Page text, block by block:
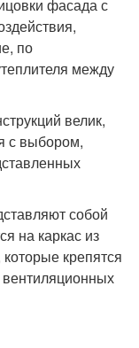
фасада с
по
между
велик,
с выбором,
собой
на каркас из
крепятся